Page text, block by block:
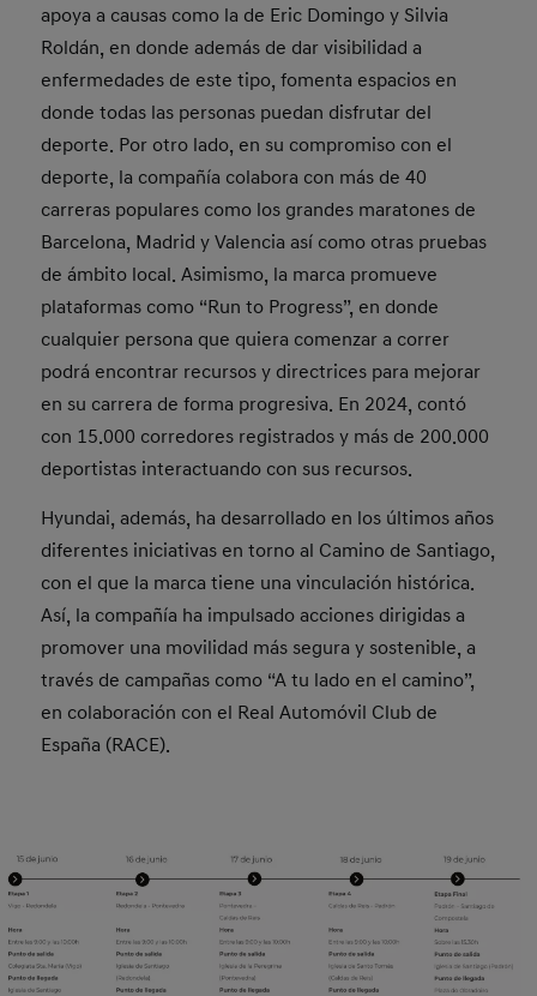
apoya a causas como la de Eric Domingo y Silvia
Roldán, en donde además de dar visibilidad a
enfermedades de este tipo, fomenta espacios en
donde todas las personas puedan disfrutar del
deporte. Por otro lado, en su compromiso con el
deporte, la compañía colabora con más de 40
carreras populares como los grandes maratones de
Barcelona, Madrid y Valencia así como otras pruebas
de ámbito local. Asimismo, la marca promueve
plataformas como “Run to Progress”, en donde
cualquier persona que quiera comenzar a correr
podrá encontrar recursos y directrices para mejorar
en su carrera de forma progresiva. En 2024, contó
con 15.000 corredores registrados y más de 200.000
deportistas interactuando con sus recursos.
Hyundai, además, ha desarrollado en los últimos años
diferentes iniciativas en torno al Camino de Santiago,
con el que la marca tiene una vinculación histórica.
Así, la compañía ha impulsado acciones dirigidas a
promover una movilidad más segura y sostenible, a
través de campañas como “A tu lado en el camino”,
en colaboración con el Real Automóvil Club de
España (RACE).